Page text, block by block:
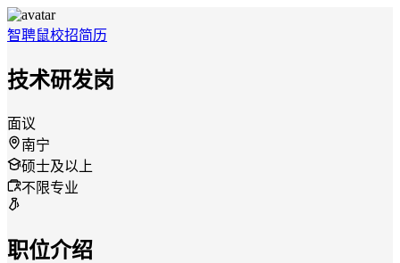
智聘鼠校招简历
技术研发岗
面议
南宁
硕士及以上
不限专业
职位介绍